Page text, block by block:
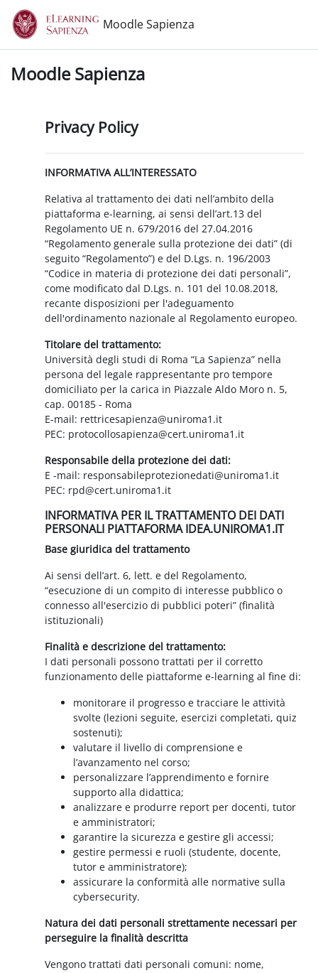
Vai al contenuto principale
Moodle Sapienza
Moodle Sapienza
Privacy Policy
INFORMATIVA ALL’INTERESSATO
Relativa al trattamento dei dati nell’ambito della
piattaforma e-learning, ai sensi dell’art.13 del
Regolamento UE n. 679/2016 del 27.04.2016
“Regolamento generale sulla protezione dei dati” (di
seguito “Regolamento”) e del D.Lgs. n. 196/2003
“Codice in materia di protezione dei dati personali”,
come modificato dal D.Lgs. n. 101 del 10.08.2018,
recante disposizioni per l'adeguamento
dell'ordinamento nazionale al Regolamento europeo.
Titolare del trattamento:
Università degli studi di Roma “La Sapienza” nella
persona del legale rappresentante pro tempore
domiciliato per la carica in Piazzale Aldo Moro n. 5,
cap. 00185 - Roma
E-mail: rettricesapienza@uniroma1.it
PEC: protocollosapienza@cert.uniroma1.it
Responsabile della protezione dei dati:
E -mail: responsabileprotezionedati@uniroma1.it
PEC: rpd@cert.uniroma1.it
INFORMATIVA PER IL TRATTAMENTO DEI DATI
PERSONALI PIATTAFORMA IDEA.UNIROMA1.IT
Base giuridica del trattamento
Ai sensi dell’art. 6, lett. e del Regolamento,
“esecuzione di un compito di interesse pubblico o
connesso all'esercizio di pubblici poteri” (finalità
istituzionali)
Finalità e descrizione del trattamento:
I dati personali possono trattati per il corretto
funzionamento delle piattaforme e-learning al fine di:
monitorare il progresso e tracciare le attività
svolte (lezioni seguite, esercizi completati, quiz
sostenuti);
valutare il livello di comprensione e
l’avanzamento nel corso;
personalizzare l’apprendimento e fornire
supporto alla didattica;
analizzare e produrre report per docenti, tutor
e amministratori;
garantire la sicurezza e gestire gli accessi;
gestire permessi e ruoli (studente, docente,
tutor e amministratore);
assicurare la conformità alle normative sulla
cybersecurity.
Natura dei dati personali strettamente necessari per
perseguire la finalità descritta
Vengono trattati dati personali comuni: nome,